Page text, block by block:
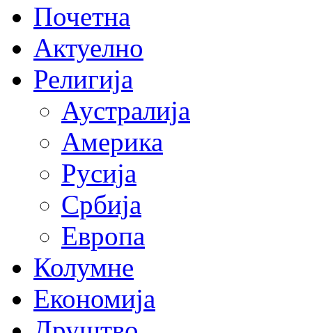
Почетна
Актуелно
Религија
Аустралија
Америка
Русија
Србија
Европа
Колумне
Економија